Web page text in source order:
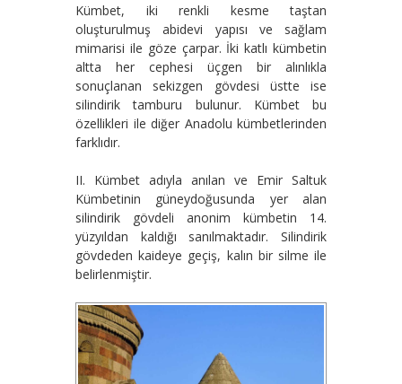
Kümbet, iki renkli kesme taştan
oluşturulmuş abidevi yapısı ve sağlam
mimarisi ile göze çarpar. İki katlı kümbetin
altta her cephesi üçgen bir alınlıkla
sonuçlanan sekizgen gövdesi üstte ise
silindirik tamburu bulunur. Kümbet bu
özellikleri ile diğer Anadolu kümbetlerinden
farklıdır.
II. Kümbet adıyla anılan ve Emir Saltuk
Kümbetinin güneydoğusunda yer alan
silindirik gövdeli anonim kümbetin 14.
yüzyıldan kaldığı sanılmaktadır. Silindirik
gövdeden kaideye geçiş, kalın bir silme ile
belirlenmiştir.